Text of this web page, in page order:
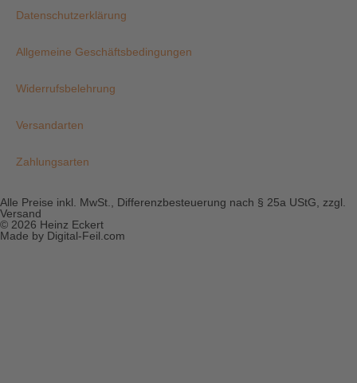
Datenschutzerklärung
Allgemeine Geschäftsbedingungen
Widerrufsbelehrung
Versandarten
Zahlungsarten
Alle Preise inkl. MwSt., Differenzbesteuerung nach § 25a UStG, zzgl.
Versand
© 2026 Heinz Eckert
Made by Digital-Feil.com